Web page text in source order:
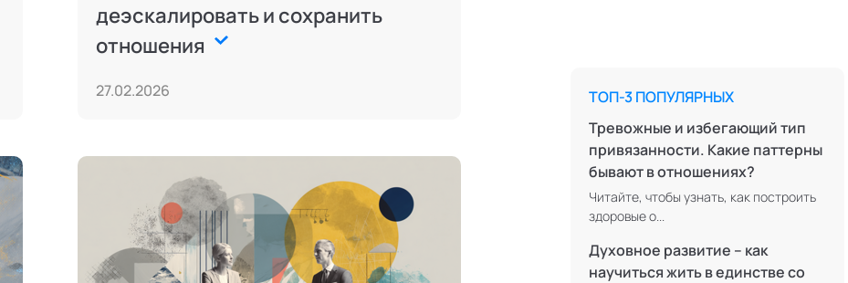
Психодрама
Сексология
Системные продажи
Современная йога
Сторителлинг
ТОП-3 ПОПУЛЯРНЫХ
Тревожные и избегающий тип
привязанности. Какие паттерны
бывают в отношениях?
Читайте, чтобы узнать, как построить
здоровые о...
Духовное развитие – как
научиться жить в единстве со
деэскалировать и сохранить
отношения
27.02.2026